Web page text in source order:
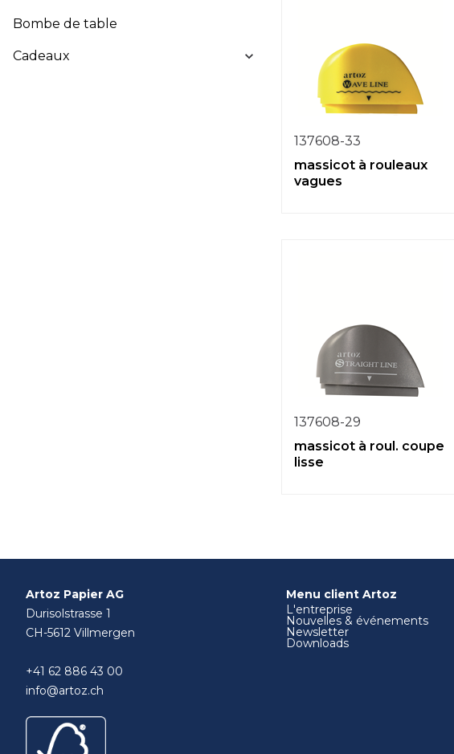
Bombe de table
Cadeaux
137608-33
massicot à rouleaux
vagues
137608-29
massicot à roul. coupe
lisse
Artoz Papier AG
Durisolstrasse 1
CH-5612 Villmergen
+41 62 886 43 00
info@artoz.ch
Menu client Artoz
L'entreprise
Nouvelles & événements
Newsletter
Downloads